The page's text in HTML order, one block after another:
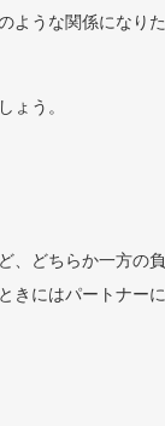
ような関係になり
ょう。
、どちらか一方の
きにはパートナー